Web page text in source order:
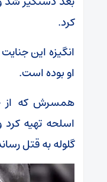
کرد.
انگیزه این
او بوده است.
همسرش که از
گلوله به قتل